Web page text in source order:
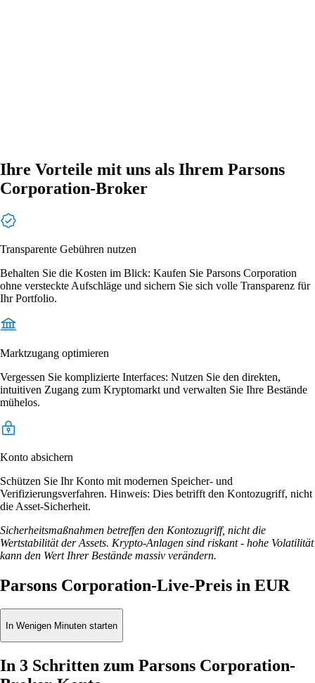
Ihre Vorteile mit uns als Ihrem Parsons
Corporation-Broker
Transparente Gebühren nutzen
Behalten Sie die Kosten im Blick: Kaufen Sie Parsons Corporation
ohne versteckte Aufschläge und sichern Sie sich volle Transparenz für
Ihr Portfolio.
Marktzugang optimieren
Vergessen Sie komplizierte Interfaces: Nutzen Sie den direkten,
intuitiven Zugang zum Kryptomarkt und verwalten Sie Ihre Bestände
mühelos.
Konto absichern
Schützen Sie Ihr Konto mit modernen Speicher- und
Verifizierungsverfahren. Hinweis: Dies betrifft den Kontozugriff, nicht
die Asset-Sicherheit.
Sicherheitsmaßnahmen betreffen den Kontozugriff, nicht die
Wertstabilität der Assets. Krypto-Anlagen sind riskant - hohe Volatilität
kann den Wert Ihrer Bestände massiv verändern.
Parsons Corporation-Live-Preis in EUR
In Wenigen Minuten starten
In 3 Schritten zum Parsons Corporation-